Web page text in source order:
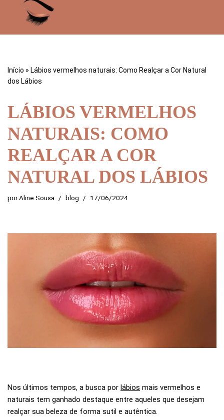
Início » Lábios vermelhos naturais: Como Realçar a Cor Natural
dos Lábios
LÁBIOS VERMELHOS
NATURAIS: COMO
REALÇAR A COR
NATURAL DOS LÁBIOS
porAline Sousa blog 17/06/2024
Nos últimos tempos, a busca por lábios mais vermelhos e
naturais tem ganhado destaque entre aqueles que desejam
realçar sua beleza de forma sutil e autêntica.